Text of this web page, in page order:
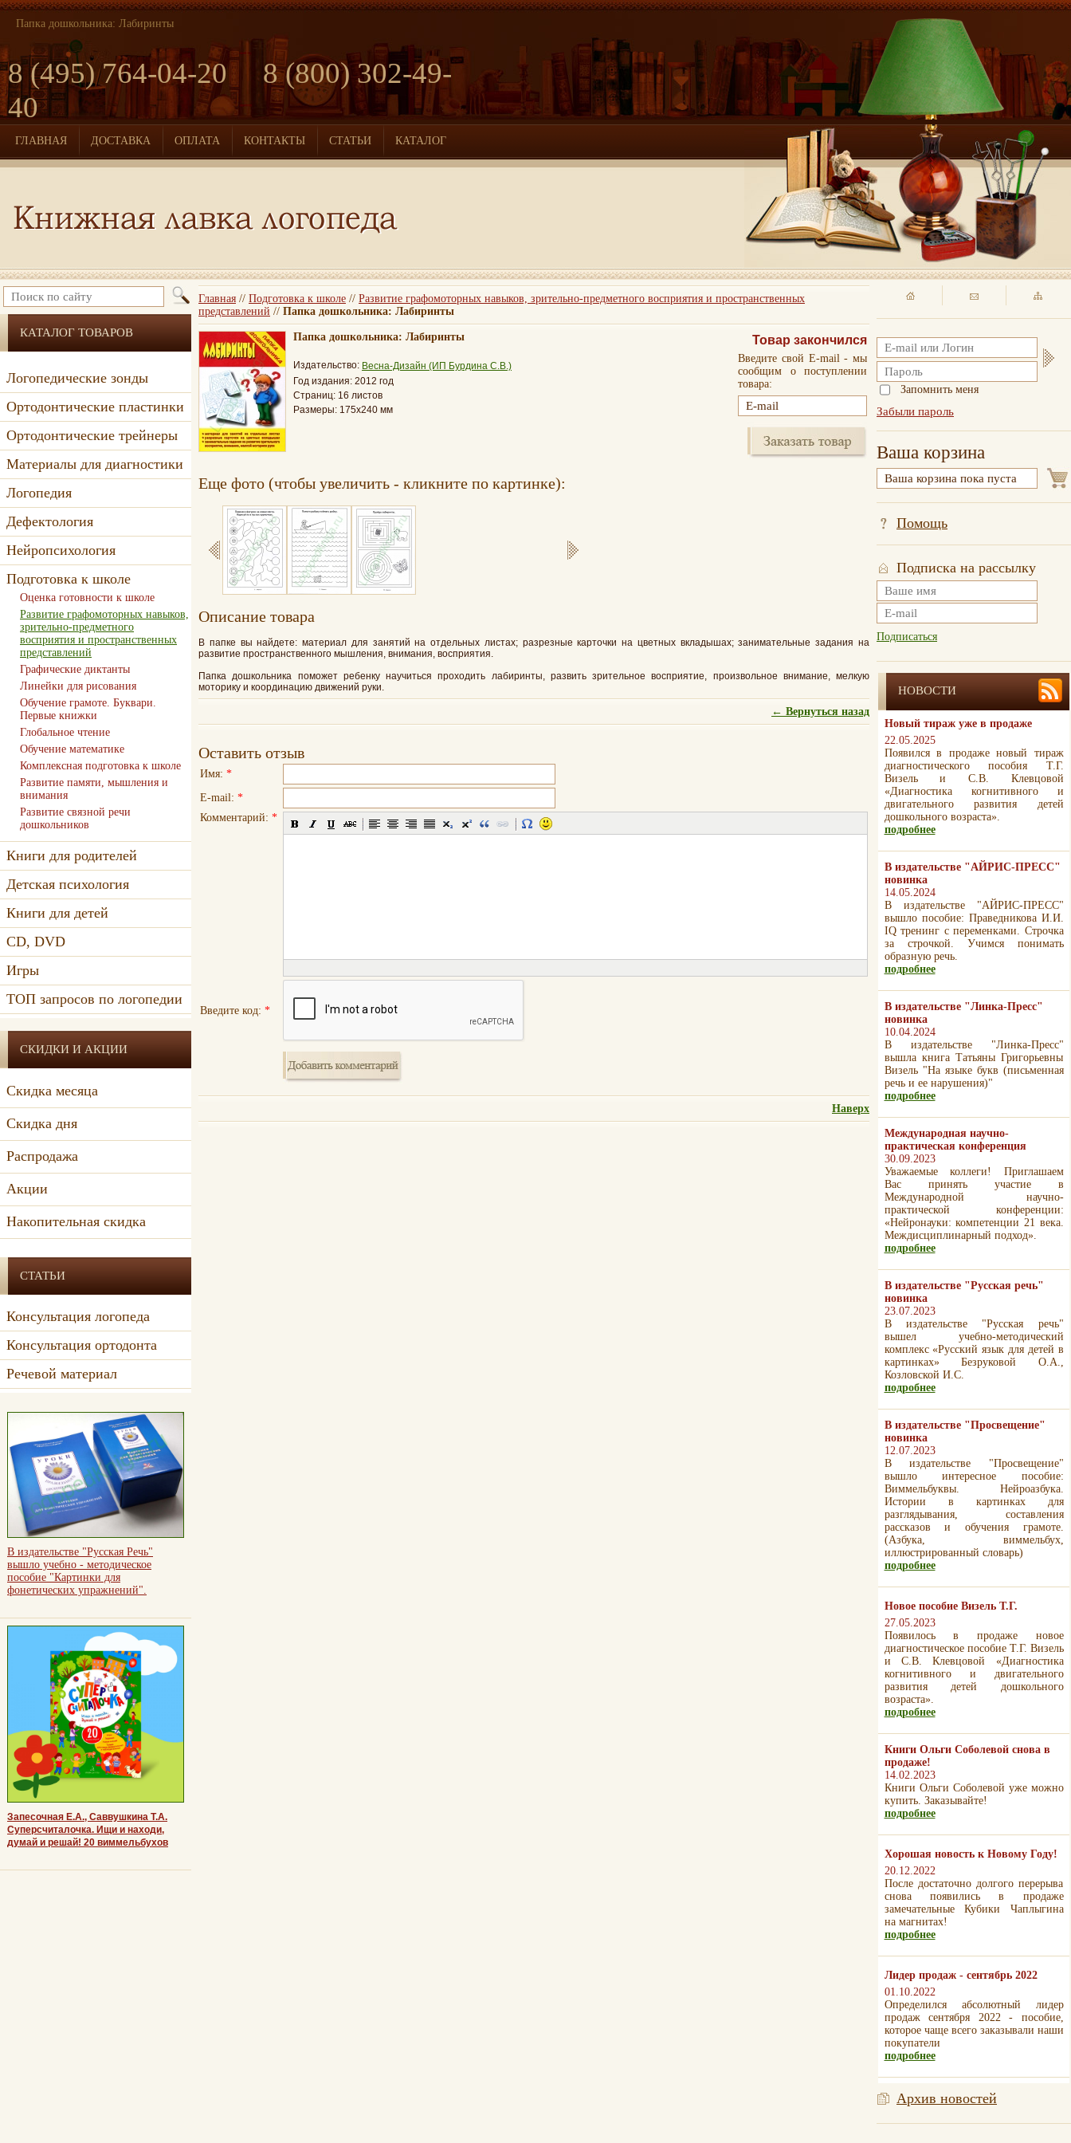
Папка дошкольника: Лабиринты
8 (495) 764-04-20 8 (800) 302-49-
40
ГЛАВНАЯ ДОСТАВКА ОПЛАТА КОНТАКТЫ СТАТЬИ КАТАЛОГ
КАТАЛОГ ТОВАРОВ
Логопедические зонды
Ортодонтические пластинки
Ортодонтические трейнеры
Материалы для диагностики
Логопедия
Дефектология
Нейропсихология
Подготовка к школе
Оценка готовности к школе
Развитие графомоторных навыков,
зрительно-предметного
восприятия и пространственных
представлений
Графические диктанты
Линейки для рисования
Обучение грамоте. Буквари.
Первые книжки
Глобальное чтение
Обучение математике
Комплексная подготовка к школе
Развитие памяти, мышления и
внимания
Развитие связной речи
дошкольников
Книги для родителей
Детская психология
Книги для детей
CD, DVD
Игры
ТОП запросов по логопедии
СКИДКИ И АКЦИИ
Скидка месяца
Скидка дня
Распродажа
Акции
Накопительная скидка
СТАТЬИ
Консультация логопеда
Консультация ортодонта
Речевой материал
В издательстве "Русская Речь"
вышло учебно - методическое
пособие "Картинки для
фонетических упражнений".
Запесочная Е.А., Саввушкина Т.А.
Суперсчиталочка. Ищи и находи,
думай и решай! 20 виммельбухов
Главная // Подготовка к школе // Развитие графомоторных навыков, зрительно-предметного восприятия и пространственных
представлений // Папка дошкольника: Лабиринты
Папка дошкольника: Лабиринты
Издательство: Весна-Дизайн (ИП Бурдина С.В.)
Год издания: 2012 год
Страниц: 16 листов
Размеры: 175x240 мм
Товар закончился
Введите свой E-mail - мы
сообщим о поступлении
товара:
Еще фото (чтобы увеличить - кликните по картинке):
Oписание товара
В папке вы найдете: материал для занятий на отдельных листах; разрезные карточки на цветных вкладышах; занимательные задания на
развитие пространственного мышления, внимания, восприятия.
Папка дошкольника поможет ребенку научиться проходить лабиринты, развить зрительное восприятие, произвольное внимание, мелкую
моторику и координацию движений руки.
← Вернуться назад
Оставить отзыв
Имя: *
E-mail: *
Комментарий: *
Введите код: *
Наверх
Запомнить меня
Забыли пароль
Ваша корзина
Помощь
Подписка на рассылку
Подписаться
НОВОСТИ
Новый тираж уже в продаже
22.05.2025
Появился в продаже новый тираж
диагностического пособия Т.Г.
Визель и С.В. Клевцовой
«Диагностика когнитивного и
двигательного развития детей
дошкольного возраста».
подробнее
В издательстве "АЙРИС-ПРЕСС"
новинка
14.05.2024
В издательстве "АЙРИС-ПРЕСС"
вышло пособие: Праведникова И.И.
IQ тренинг с переменками. Строчка
за строчкой. Учимся понимать
образную речь.
подробнее
В издательстве "Линка-Пресс"
новинка
10.04.2024
В издательстве "Линка-Пресс"
вышла книга Татьяны Григорьевны
Визель "На языке букв (письменная
речь и ее нарушения)"
подробнее
Международная научно-
практическая конференция
30.09.2023
Уважаемые коллеги! Приглашаем
Вас принять участие в
Международной научно-
практической конференции:
«Нейронауки: компетенции 21 века.
Междисциплинарный подход».
подробнее
В издательстве "Русская речь"
новинка
23.07.2023
В издательстве "Русская речь"
вышел учебно-методический
комплекс «Русский язык для детей в
картинках» Безруковой О.А.,
Козловской И.С.
подробнее
В издательстве "Просвещение"
новинка
12.07.2023
В издательстве "Просвещение"
вышло интересное пособие:
Виммельбуквы. Нейроазбука.
Истории в картинках для
разглядывания, составления
рассказов и обучения грамоте.
(Азбука, виммельбух,
иллюстрированный словарь)
подробнее
Новое пособие Визель Т.Г.
27.05.2023
Появилось в продаже новое
диагностическое пособие Т.Г. Визель
и С.В. Клевцовой «Диагностика
когнитивного и двигательного
развития детей дошкольного
возраста».
подробнее
Книги Ольги Соболевой снова в
продаже!
14.02.2023
Книги Ольги Соболевой уже можно
купить. Заказывайте!
подробнее
Хорошая новость к Новому Году!
20.12.2022
После достаточно долгого перерыва
снова появились в продаже
замечательные Кубики Чаплыгина
на магнитах!
подробнее
Лидер продаж - сентябрь 2022
01.10.2022
Определился абсолютный лидер
продаж сентября 2022 - пособие,
которое чаще всего заказывали наши
покупатели
подробнее
Архив новостей